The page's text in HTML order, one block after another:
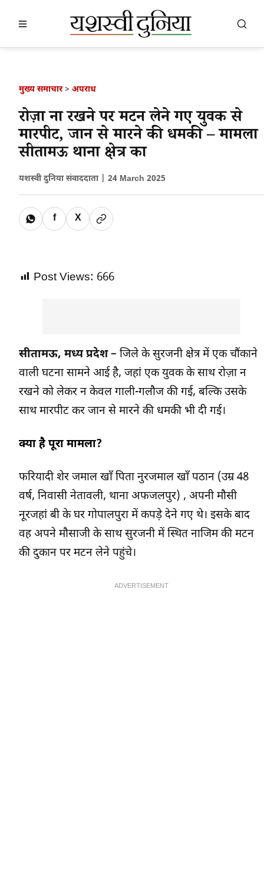
मुख्य समाचार> अपराध
रोज़ा ना रखने पर मटन लेने गए युवक से
मारपीट, जान से मारने की धमकी – मामला
सीतामऊ थाना क्षेत्र का
यशस्वी दुनिया संवाददाता | 24 March 2025
f X
Post Views: 666
सीतामऊ, मध्य प्रदेश– जिले के सुरजनी क्षेत्र में एक चौंकाने
वाली घटना सामने आई है, जहां एक युवक के साथ रोज़ा न
रखने को लेकर न केवल गाली-गलौज की गई, बल्कि उसके
साथ मारपीट कर जान से मारने की धमकी भी दी गई।
क्या है पूरा मामला?
फरियादी शेर जमाल खाँ पिता नुरजमाल खाँ पठान (उम्र 48
वर्ष, निवासी नेतावली, थाना अफजलपुर) , अपनी मौसी
नूरजहां बी के घर गोपालपुरा में कपड़े देने गए थे। इसके बाद
वह अपने मौसाजी के साथ सुरजनी में स्थित नाजिम की मटन
की दुकान पर मटन लेने पहुंचे।
ADVERTISEMENT